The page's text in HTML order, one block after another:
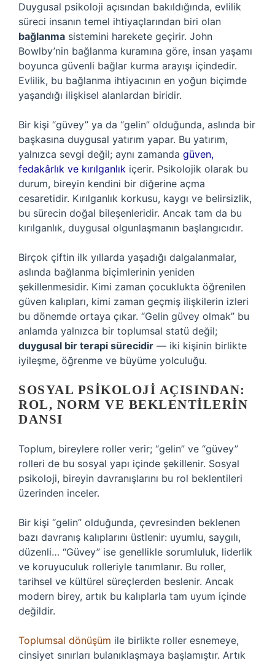
Duygusal psikoloji açısından bakıldığında, evlilik
süreci insanın temel ihtiyaçlarından biri olan
bağlanma sistemini harekete geçirir. John
Bowlby’nin bağlanma kuramına göre, insan yaşamı
boyunca güvenli bağlar kurma arayışı içindedir.
Evlilik, bu bağlanma ihtiyacının en yoğun biçimde
yaşandığı ilişkisel alanlardan biridir.
Bir kişi “güvey” ya da “gelin” olduğunda, aslında bir
başkasına duygusal yatırım yapar. Bu yatırım,
yalnızca sevgi değil; aynı zamanda güven,
fedakârlık ve kırılganlık içerir. Psikolojik olarak bu
durum, bireyin kendini bir diğerine açma
cesaretidir. Kırılganlık korkusu, kaygı ve belirsizlik,
bu sürecin doğal bileşenleridir. Ancak tam da bu
kırılganlık, duygusal olgunlaşmanın başlangıcıdır.
Birçok çiftin ilk yıllarda yaşadığı dalgalanmalar,
aslında bağlanma biçimlerinin yeniden
şekillenmesidir. Kimi zaman çocuklukta öğrenilen
güven kalıpları, kimi zaman geçmiş ilişkilerin izleri
bu dönemde ortaya çıkar. “Gelin güvey olmak” bu
anlamda yalnızca bir toplumsal statü değil;
duygusal bir terapi sürecidir — iki kişinin birlikte
iyileşme, öğrenme ve büyüme yolculuğu.
SOSYAL PSIKOLOJI AÇISINDAN:
ROL, NORM VE BEKLENTILERIN
DANSI
Toplum, bireylere roller verir; “gelin” ve “güvey”
rolleri de bu sosyal yapı içinde şekillenir. Sosyal
psikoloji, bireyin davranışlarını bu rol beklentileri
üzerinden inceler.
Bir kişi “gelin” olduğunda, çevresinden beklenen
bazı davranış kalıplarını üstlenir: uyumlu, saygılı,
düzenli… “Güvey” ise genellikle sorumluluk, liderlik
ve koruyuculuk rolleriyle tanımlanır. Bu roller,
tarihsel ve kültürel süreçlerden beslenir. Ancak
modern birey, artık bu kalıplarla tam uyum içinde
değildir.
Toplumsal dönüşüm ile birlikte roller esnemeye,
cinsiyet sınırları bulanıklaşmaya başlamıştır. Artık